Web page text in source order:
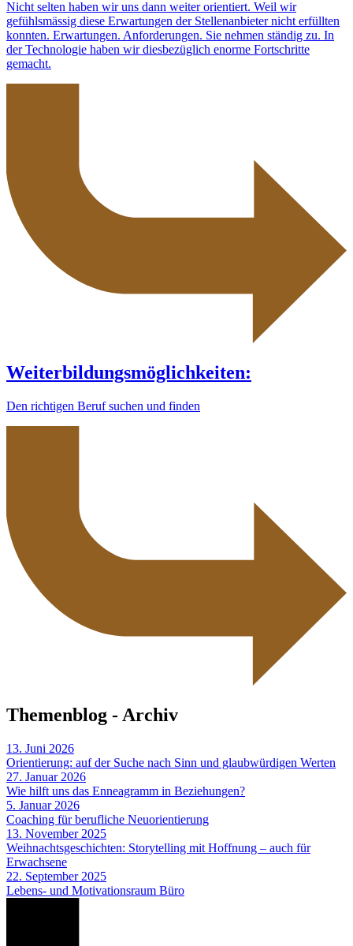
Nicht selten haben wir uns dann weiter orientiert. Weil wir
gefühlsmässig diese Erwartungen der Stellenanbieter nicht erfüllten
konnten. Erwartungen. Anforderungen. Sie nehmen ständig zu. In
der Technologie haben wir diesbezüglich enorme Fortschritte
gemacht.
Weiterbildungsmöglichkeiten:
Den richtigen Beruf suchen und finden
Themenblog - Archiv
13. Juni 2026
Orientierung: auf der Suche nach Sinn und glaubwürdigen Werten
27. Januar 2026
Wie hilft uns das Enneagramm in Beziehungen?
5. Januar 2026
Coaching für berufliche Neuorientierung
13. November 2025
Weihnachtsgeschichten: Storytelling mit Hoffnung – auch für
Erwachsene
22. September 2025
Lebens- und Motivationsraum Büro